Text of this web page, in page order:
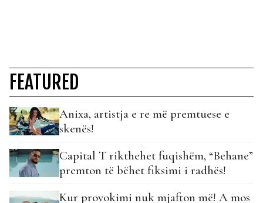
FEATURED
Anixa, artistja e re më premtuese e
skenës!
Capital T rikthehet fuqishëm, “Behane”
premton të bëhet fiksimi i radhës!
Kur provokimi nuk mjafton më! A mos